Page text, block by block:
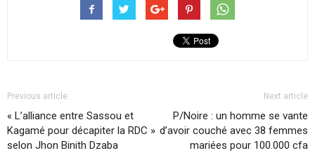
Previous article
« L’alliance entre Sassou et
Kagamé pour décapiter la RDC »
selon Jhon Binith Dzaba
Next article
P/Noire : un homme se vante
d’avoir couché avec 38 femmes
mariées pour 100.000 cfa